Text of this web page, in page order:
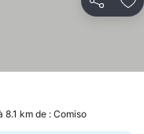
Partager
les prix
8.1 km de : Comiso